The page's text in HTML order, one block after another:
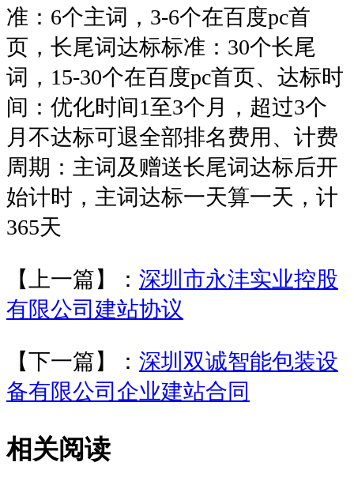
准：6个主词，3-6个在百度pc首
页，长尾词达标标准：30个长尾
词，15-30个在百度pc首页、达标时
间：优化时间1至3个月，超过3个
月不达标可退全部排名费用、计费
周期：主词及赠送长尾词达标后开
始计时，主词达标一天算一天，计
365天
【上一篇】： 深圳市永沣实业控股
有限公司建站协议
【下一篇】： 深圳双诚智能包装设
备有限公司企业建站合同
相关阅读